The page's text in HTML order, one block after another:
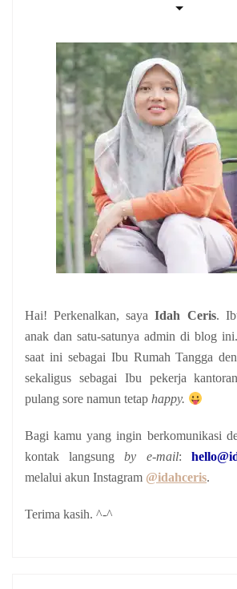
Hai! Perkenalkan, sayaIdah Ceris.
anak dan satu-satunya admin di blog ini.
saat ini sebagai Ibu Rumah Tangga
sekaligus sebagai Ibu pekerja
pulang sore namun tetap happy.
Bagi kamu yang ingin berkomunikasi
kontak langsungby e-mail:
melalui akun Instagram @idahceris.
Terima kasih. ^-^